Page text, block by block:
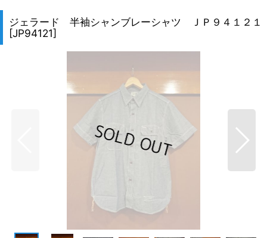
ジェラード 半袖シャンブレーシャツ ＪＰ９４１２１
[JP94121]